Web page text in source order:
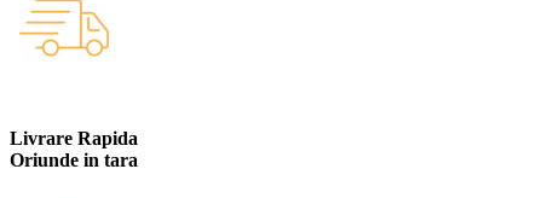
Livrare Rapida
Oriunde in tara